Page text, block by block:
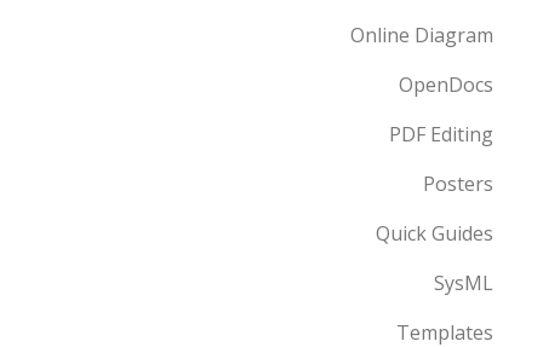
Online Diagram
OpenDocs
PDF Editing
Posters
Quick Guides
SysML
Templates